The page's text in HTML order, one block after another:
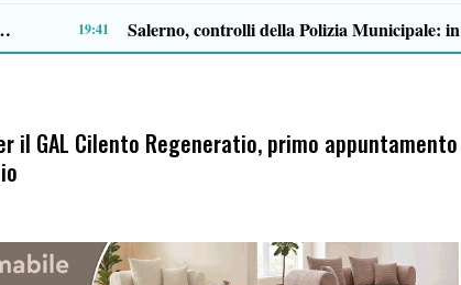
Premio Terre del Bussento: a Roberto Fico il riconoscimento nella serata inaugurale a Sapri 12:50
il GAL Cilento Regeneratio, primo appuntamento